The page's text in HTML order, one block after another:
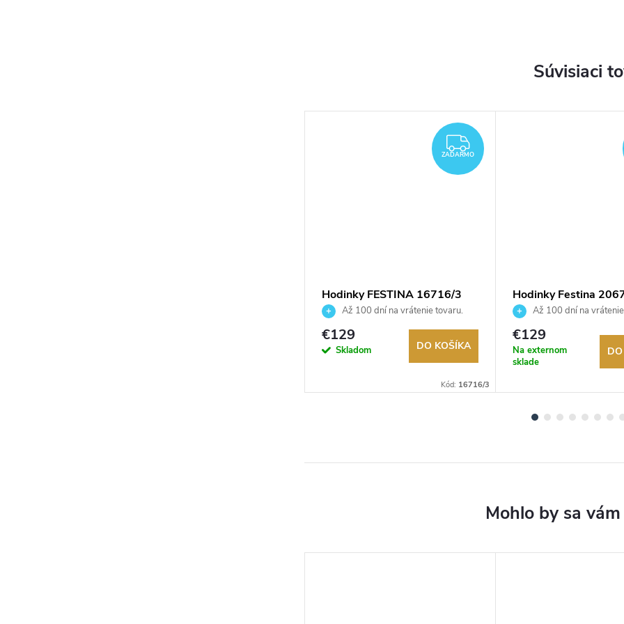
Súvisiaci
ZADARMO
ZADARMO
Hodinky FESTINA 16716/3
Až 100 dní na vrátenie tovaru.
Autorizovaný predajca.
€129
Skladom DO KOŠÍKA
Kód: 16716/3
Hodinky Festina
Až 100 dní na
Autorizovaný predajca.
€129
Na externom
sklade